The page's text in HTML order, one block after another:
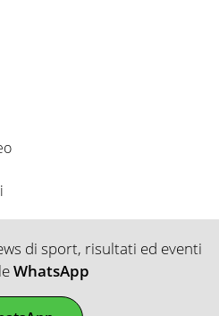
di sport, risultati ed eventi
WhatsApp